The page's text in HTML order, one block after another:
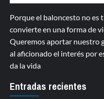
Porque el baloncesto no es
convierte en una forma de
Queremos aportar nuestro
al aficionado el interés por
da la vida
Entradas recientes